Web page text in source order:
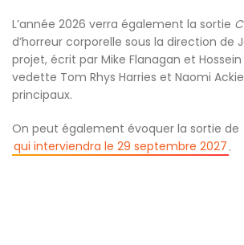
L’année 2026 verra également la sortie
d’horreur corporelle sous la direction de
projet, écrit par Mike Flanagan et
vedette Tom Rhys Harries et Naomi
principaux.
On peut également évoquer la sortie de
qui interviendra le 29 septembre 2027 .